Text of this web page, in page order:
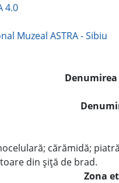
4.0
Muzeal ASTRA - Sibiu
cărămidă;
din şiţă de brad.
Zona